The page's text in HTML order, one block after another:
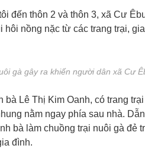
đến thôn 2 và thôn 3, xã Cư
hôi nồng nặc từ các trang trại,
gà gây ra khiến người dân xã Cư
bà Lê Thị Kim Oanh, có trang
nằm ngay phía sau nhà.
bà làm chuồng trại nuôi gà đẻ
đình.